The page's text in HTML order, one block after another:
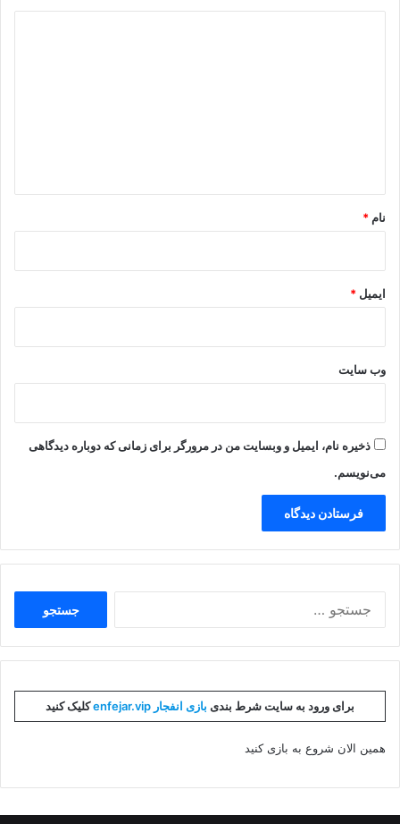
نام *
ایمیل *
وب‌ سایت
ذخیره نام، ایمیل و وبسایت من در مرورگر برای زمانی که دوباره دیدگاهی
می‌نویسم.
برای ورود به سایت شرط بندی بازی انفجار enfejar.vip کلیک کنید
همین الان شروع به بازی کنید